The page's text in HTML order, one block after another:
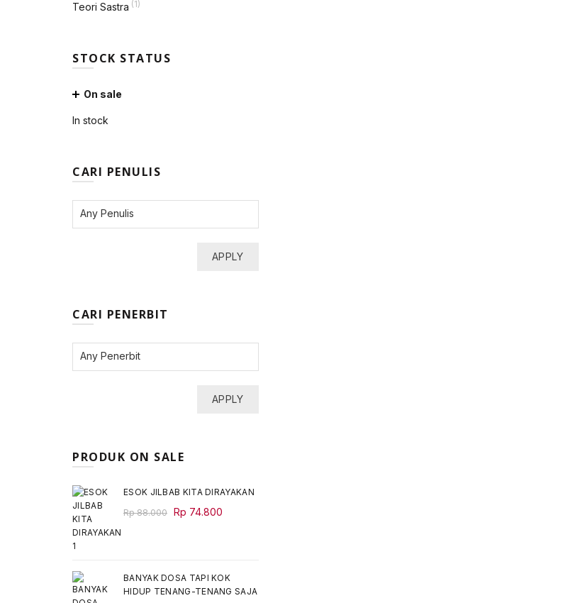
Teori Sastra (1)
STOCK STATUS
On sale
In stock
CARI PENULIS
APPLY
CARI PENERBIT
APPLY
PRODUK ON SALE
ESOK JILBAB KITA DIRAYAKAN
Rp88.000 Original
Rp 74.800
BANYAK DOSA TAPI KOK
HIDUP TENANG-TENANG SAJA